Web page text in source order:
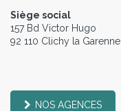
Siège social
157 Bd Victor Hugo
92 110 Clichy la Garenne
NOS AGENCES